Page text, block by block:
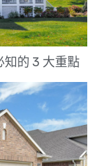
知的 3 大重點